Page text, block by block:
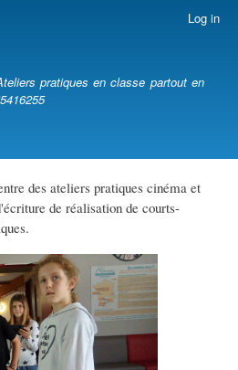
Log in
pratiques en classe partout en
des ateliers pratiques cinéma et
de réalisation de courts-